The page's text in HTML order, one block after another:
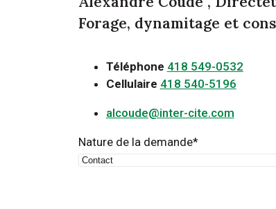
Forage, dynamitage et
Téléphone 418 549-0532
Cellulaire 418 540-5196
alcoude@inter-cite.com
Nature de la demande*